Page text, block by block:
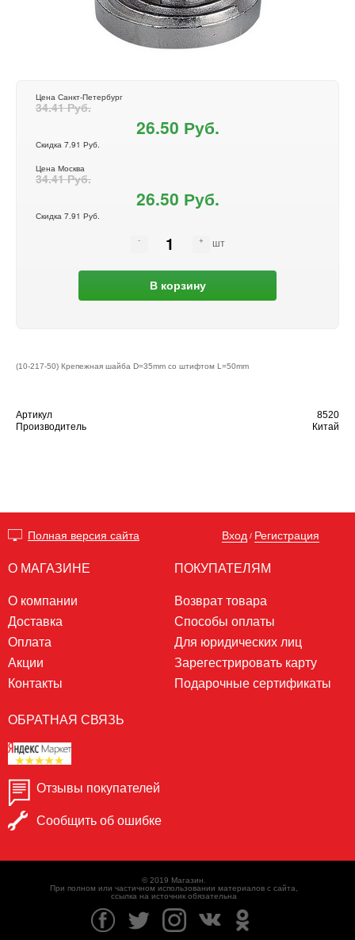
Цена Санкт-Петербург
34.41 Руб.
26.50 Руб.
Скидка 7.91 Руб.
Цена Москва
34.41 Руб.
26.50 Руб.
Скидка 7.91 Руб.
шт
В корзину
(10-217-50) Крепежная шайба D=35mm со штифтом L=50mm
Артикул
8520
Производитель
Китай
Полная версия сайта Вход / Регистрация
О МАГАЗИНЕ
О компании
Доставка
Оплата
Акции
Контакты
ПОКУПАТЕЛЯМ
Возврат товара
Способы оплаты
Для юридических лиц
Зарегестрировать карту
Подарочные сертификаты
ОБРАТНАЯ СВЯЗЬ
Отзывы покупателей
Сообщить об ошибке
© 2019 Магазин.
При полном или частичном использовании материалов с сайта,
ссылка на источник обязательна